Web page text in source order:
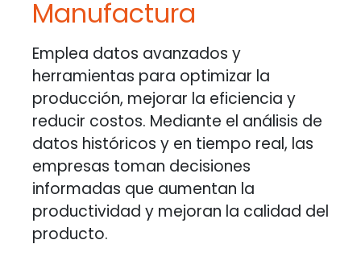
Manufactura
Emplea datos avanzados y
herramientas para optimizar la
producción, mejorar la eficiencia y
reducir costos. Mediante el análisis de
datos históricos y en tiempo real, las
empresas toman decisiones
informadas que aumentan la
productividad y mejoran la calidad del
producto.